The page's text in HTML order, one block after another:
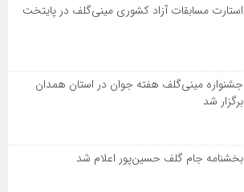
استارت مسابقات آزاد کشوری مینی‌گلف در پایتخت
جشنواره مینی‌گلف هفته جوان در استان همدان
برگزار شد
بخشنامه جام گلف حسین‌پور اعلام شد